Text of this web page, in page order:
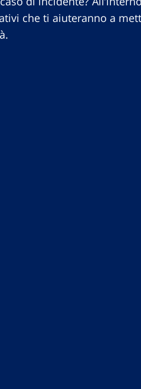
che ti aiuteranno a